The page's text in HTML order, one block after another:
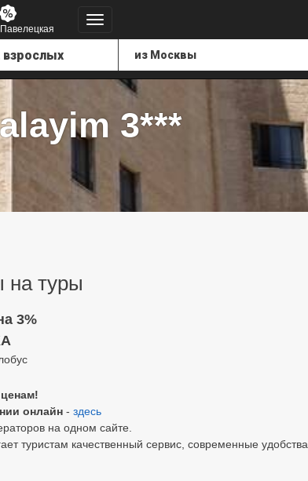
3***
на туры
3%
онлайн - здесь
на одном сайте.
туристам качественный сервис, современные удобства.